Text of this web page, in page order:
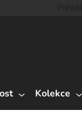
Kolekce